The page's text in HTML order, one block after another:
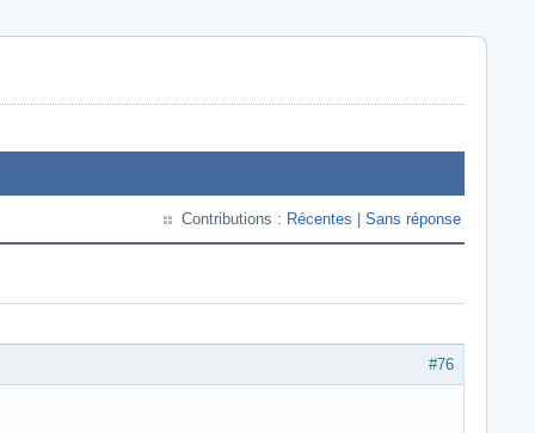
Contributions : Récentes Sans réponse
#76